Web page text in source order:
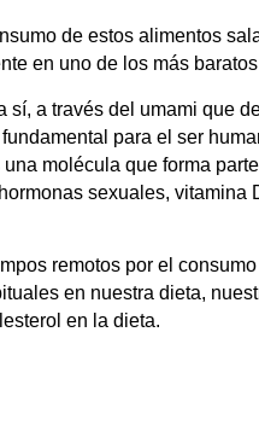
de estos alimentos
en uno de los más
a través del umami que
para el ser
molécula que forma
sexuales, vitamina
remotos por el
en nuestra dieta,
en la dieta.